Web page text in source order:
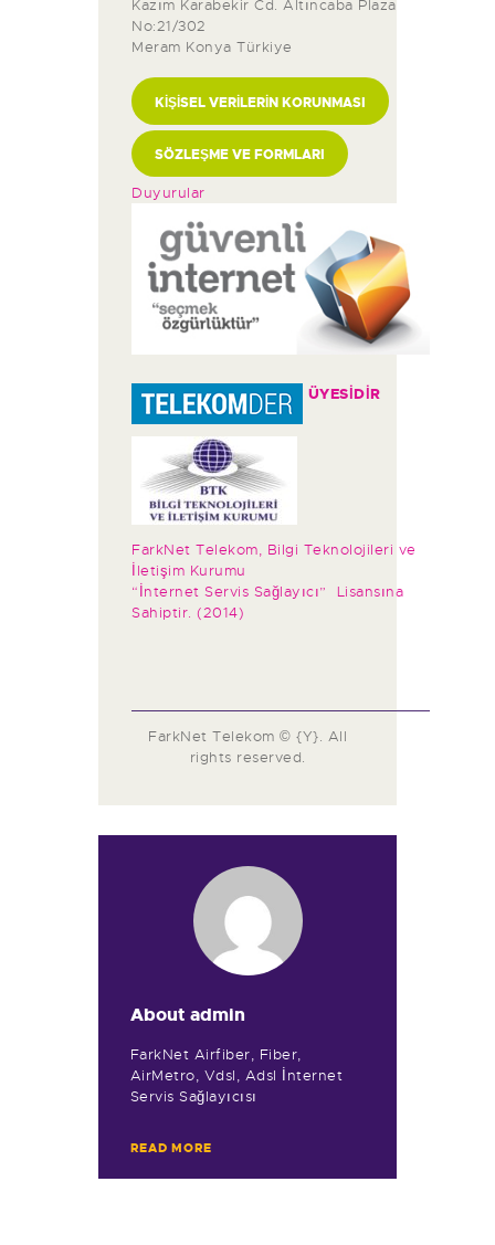
Kazım Karabekir Cd. Altıncaba Plaza
No:21/302
Meram Konya Türkiye
KIŞISEL VERILERIN KORUNMASI
SÖZLEŞME VE FORMLARI
Duyurular
ÜYESİDİR
FarkNet Telekom, Bilgi Teknolojileri ve
İletişim Kurumu
“İnternet Servis Sağlayıcı” Lisansına
Sahiptir. (2014)
FarkNet Telekom © {Y}. All
rights reserved.
About admin
FarkNet Airfiber, Fiber,
AirMetro, Vdsl, Adsl İnternet
Servis Sağlayıcısı
READ MORE